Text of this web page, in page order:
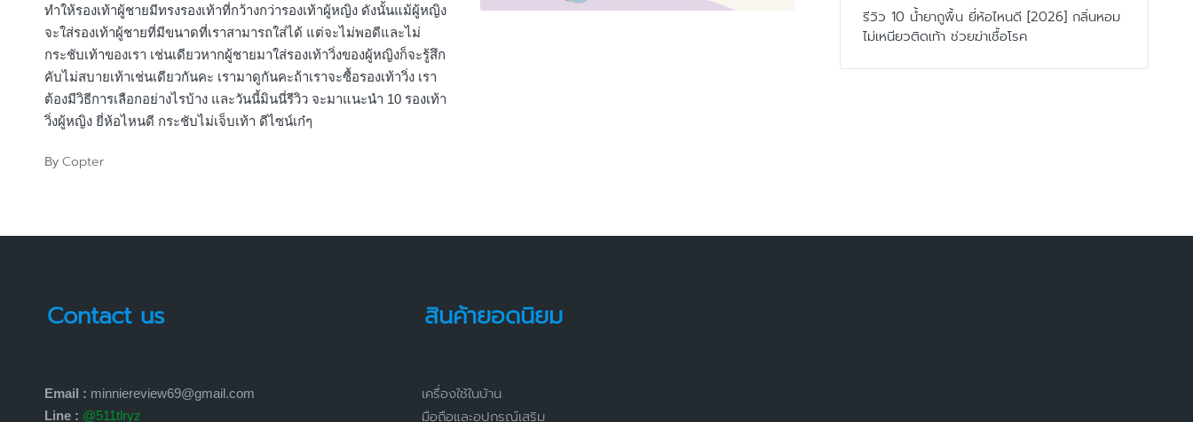
ทำให้รองเท้าผู้ชายมีทรงรองเท้าที่กว้างกว่ารองเท้าผู้หญิง ดังนั้นแม้ผู้หญิง
จะใส่รองเท้าผู้ชายที่มีขนาดที่เราสามารถใส่ได้ แต่จะไม่พอดีและไม่
กระชับเท้าของเรา เช่นเดียวหากผู้ชายมาใส่รองเท้าวิ่งของผู้หญิงก็จะรู้สึก
คับไม่สบายเท้าเช่นเดียวกันคะ เรามาดูกันคะถ้าเราจะซื้อรองเท้าวิ่ง เรา
ต้องมีวิธีการเลือกอย่างไรบ้าง และวันนี้มินนี่รีวิว จะมาแนะนำ 10 รองเท้า
วิ่งผู้หญิง ยี่ห้อไหนดี กระชับไม่เจ็บเท้า ดีไซน์เก๋ๆ
Posted
By Copter
รีวิว 10 น้ำยาถูพื้น ยี่ห้อไหนดี [2026] กลิ่นหอม
ไม่เหนียวติดเท้า ช่วยฆ่าเชื้อโรค
Contact us
Email : minniereview69@gmail.com
Line : @511tlryz
สินค้ายอดนิยม
เครื่องใช้ในบ้าน
มือถือและอุปกรณ์เสริม